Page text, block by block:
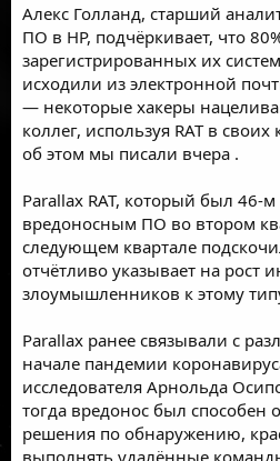
Алекс Голланд, старший
ПО в HP, подчёркивает, что
зарегистрированных их
исходили из электронной
— некоторые хакеры
коллег, используя RAT в
об этом мы писали вчера .
Parallax RAT, который был 46-
вредоносным ПО во втором
следующем квартале
отчётливо указывает на рост
злоумышленников к этому
Parallax ранее связывали с
начале пандемии
исследователя Арнольда
тогда вредонос был способен
решения по обнаружению,
выполнять удалённые